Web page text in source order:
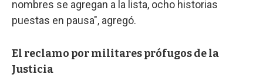
nombres se agregan a la lista, ocho historias
puestas en pausa", agregó.
El reclamo por militares prófugos de la
Justicia